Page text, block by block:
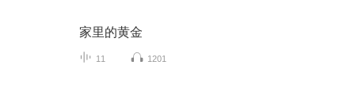
家里的黄金
11 1201